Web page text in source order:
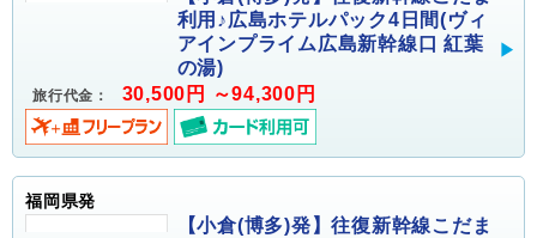
利用♪広島ホテルパック4日間(ヴィ
アインプライム広島新幹線口 紅葉
の湯)
旅行代金： 30,500円 ～94,300円
福岡県発
【小倉(博多)発】往復新幹線こだま